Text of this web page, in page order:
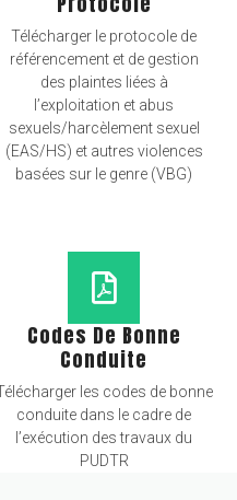
Télécharger le protocole de
référencement et de gestion
des plaintes liées à
l’exploitation et abus
sexuels/harcèlement sexuel
(EAS/HS) et autres violences
basées sur le genre (VBG)
Codes De Bonne
Conduite
les codes de bonne
conduite dans le cadre de
l’exécution des travaux du
PUDTR